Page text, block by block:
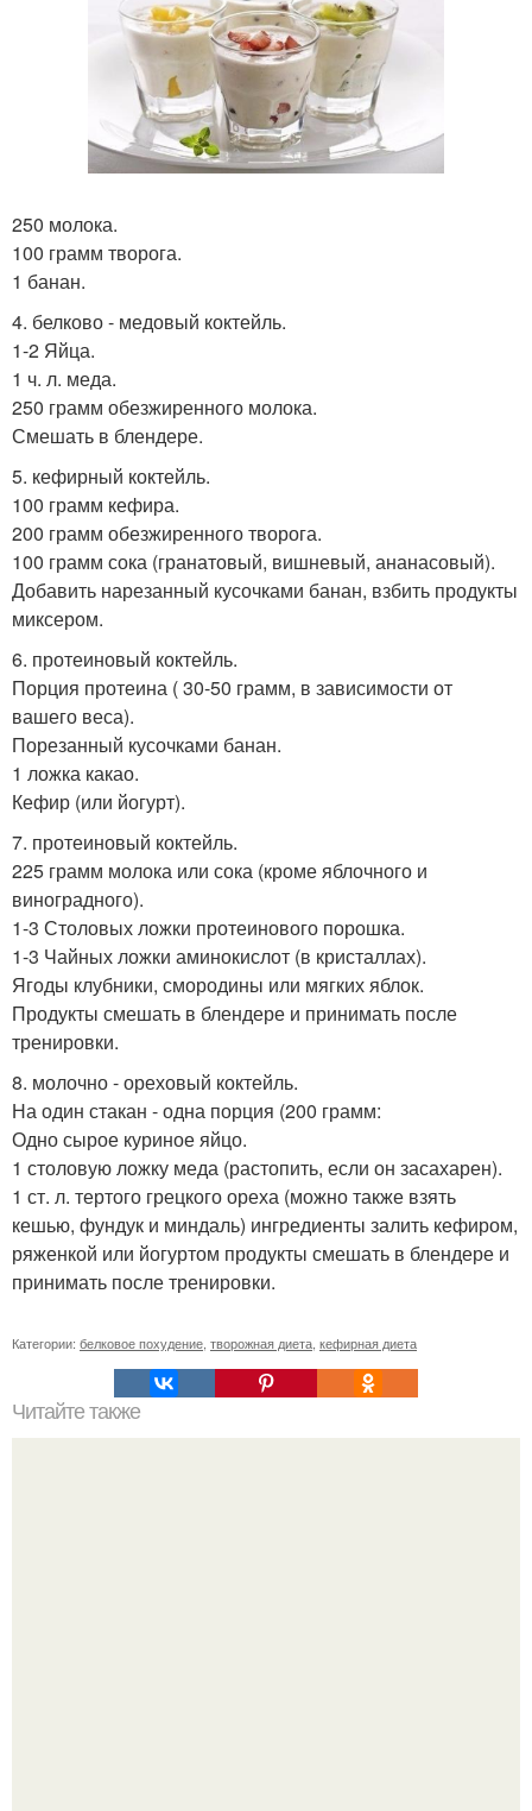
250 молока.
100 грамм творога.
1 банан.
4. белково - медовый коктейль.
1-2 Яйца.
1 ч. л. меда.
250 грамм обезжиренного молока.
Смешать в блендере.
5. кефирный коктейль.
100 грамм кефира.
200 грамм обезжиренного творога.
100 грамм сока (гранатовый, вишневый, ананасовый).
Добавить нарезанный кусочками банан, взбить продукты
миксером.
6. протеиновый коктейль.
Порция протеина ( 30-50 грамм, в зависимости от
вашего веса).
Порезанный кусочками банан.
1 ложка какао.
Кефир (или йогурт).
7. протеиновый коктейль.
225 грамм молока или сока (кроме яблочного и
виноградного).
1-3 Столовых ложки протеинового порошка.
1-3 Чайных ложки аминокислот (в кристаллах).
Ягоды клубники, смородины или мягких яблок.
Продукты смешать в блендере и принимать после
тренировки.
8. молочно - ореховый коктейль.
На один стакан - одна порция (200 грамм:
Одно сырое куриное яйцо.
1 столовую ложку меда (растопить, если он засахарен).
1 ст. л. тертого грецкого ореха (можно также взять
кешью, фундук и миндаль) ингредиенты залить кефиром,
ряженкой или йогуртом продукты смешать в блендере и
принимать после тренировки.
Категории: белковое похудение творожная диета кефирная диета
Читайте также